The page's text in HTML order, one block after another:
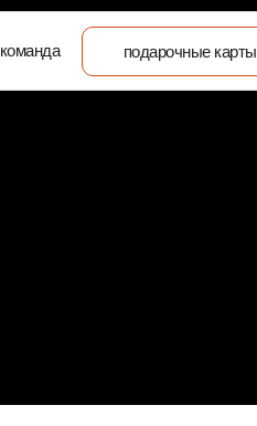
команда подарочные карты